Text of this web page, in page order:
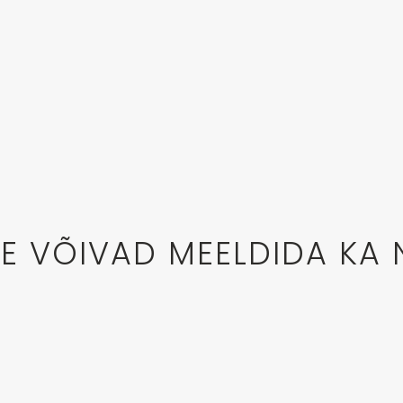
VÕIVAD MEELDIDA KA